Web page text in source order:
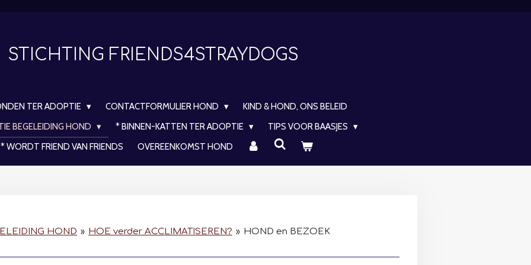
STICHTING FRIENDS4STRAYDOGS
TER ADOPTIE CONTACTFORMULIER HOND
KIND & HOND, ONS BELEID
BEGELEIDING HOND
* BINNEN-KATTEN TER ADOPTIE
TIPS VOOR BAASJES
* WORDT FRIEND VAN FRIENDS
OVEREENKOMST HOND
HOND » HOE verder ACCLIMATISEREN? » HOND en BEZOEK